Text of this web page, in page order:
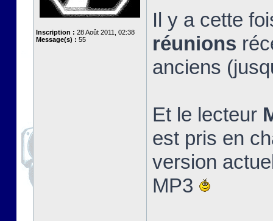
Inscription : 28 Août 2011, 02:38
Message(s) : 55
Il y a cette
réunions
anciens
Et le lecteur
est pris en
version
MP3